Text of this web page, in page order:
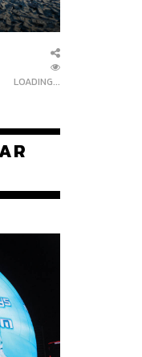
LOADING...